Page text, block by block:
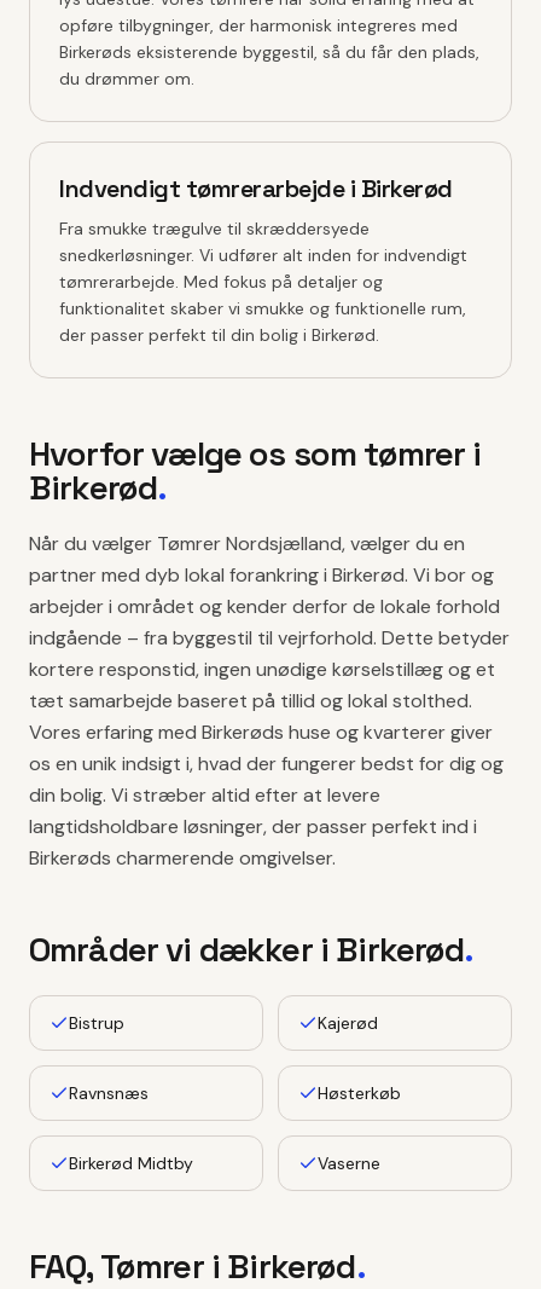
opføre tilbygninger, der harmonisk integreres med
Birkerøds eksisterende byggestil, så du får den plads,
du drømmer om.
Indvendigt tømrerarbejde i Birkerød
Fra smukke trægulve til skræddersyede
snedkerløsninger. Vi udfører alt inden for indvendigt
tømrerarbejde. Med fokus på detaljer og
funktionalitet skaber vi smukke og funktionelle rum,
der passer perfekt til din bolig i Birkerød.
Hvorfor vælge os som tømrer i
Birkerød.
Når du vælger Tømrer Nordsjælland, vælger du en
partner med dyb lokal forankring i Birkerød. Vi bor og
arbejder i området og kender derfor de lokale forhold
indgående – fra byggestil til vejrforhold. Dette betyder
kortere responstid, ingen unødige kørselstillæg og et
tæt samarbejde baseret på tillid og lokal stolthed.
Vores erfaring med Birkerøds huse og kvarterer giver
os en unik indsigt i, hvad der fungerer bedst for dig og
din bolig. Vi stræber altid efter at levere
langtidsholdbare løsninger, der passer perfekt ind i
Birkerøds charmerende omgivelser.
Områder vi dækker i Birkerød.
Bistrup Kajerød
Ravnsnæs Høsterkøb
Birkerød Midtby Vaserne
FAQ, Tømrer i Birkerød.